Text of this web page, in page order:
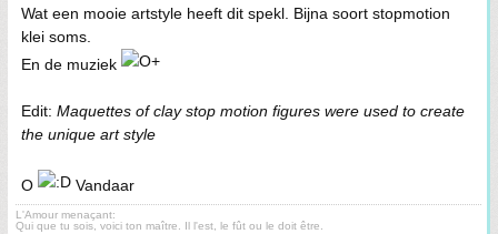
Wat een mooie artstyle heeft dit spekl. Bijna soort stopmotion
klei soms.
En de muziek
Edit: Maquettes of clay stop motion figures were used to create
the unique art style
O Vandaar
L'Amour menaçant:
Qui que tu sois, voici ton maître. Il l'est, le fût ou le doit être.